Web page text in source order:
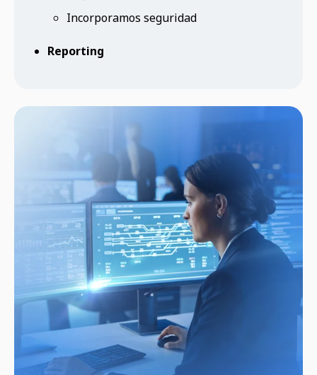
Incorporamos seguridad
Reporting